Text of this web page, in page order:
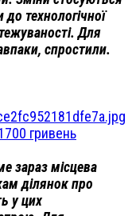
технологічної
Для
спростили.
гривень
зараз місцева
ділянок про
у цих